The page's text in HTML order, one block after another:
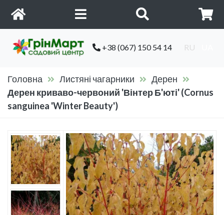
+38 (067) 150 54 14 RU
Головна Листяні чагарники
Дерен
Дерен криваво-червоний 'Вінтер Б'юті' (Cornus
sanguinea 'Winter Beauty')